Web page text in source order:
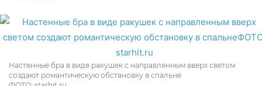
Настенные бра в виде ракушек с направленным вверх светом
создают романтическую обстановку в спальне